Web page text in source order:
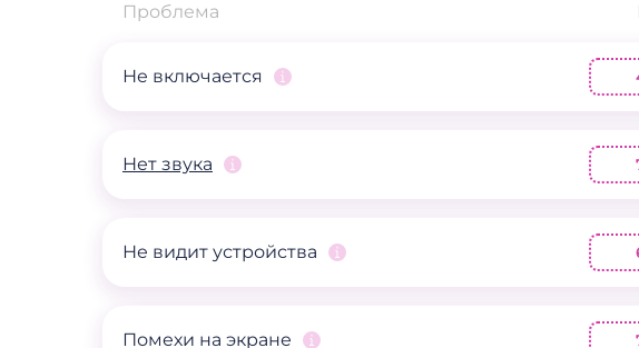
Проблема
Не включается
Нет звука
Не видит устройства
Помехи на экране